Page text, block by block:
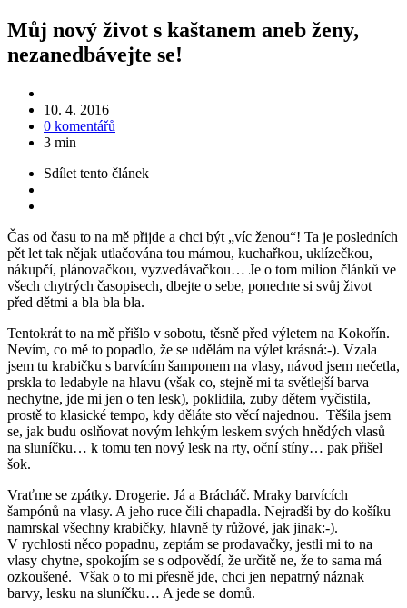
Můj nový život s kaštanem aneb ženy,
nezanedbávejte se!
10. 4. 2016
0 komentářů
3 min
Sdílet tento článek
Čas od času to na mě přijde a chci být „víc ženou“! Ta je posledních
pět let tak nějak utlačována tou mámou, kuchařkou, uklízečkou,
nákupčí, plánovačkou, vyzvedávačkou… Je o tom milion článků ve
všech chytrých časopisech, dbejte o sebe, ponechte si svůj život
před dětmi a bla bla bla.
Tentokrát to na mě přišlo v sobotu, těsně před výletem na Kokořín.
Nevím, co mě to popadlo, že se udělám na výlet krásná:-). Vzala
jsem tu krabičku s barvícím šamponem na vlasy, návod jsem nečetla,
prskla to ledabyle na hlavu (však co, stejně mi ta světlejší barva
nechytne, jde mi jen o ten lesk), poklidila, zuby dětem vyčistila,
prostě to klasické tempo, kdy děláte sto věcí najednou. Těšila jsem
se, jak budu oslňovat novým lehkým leskem svých hnědých vlasů
na sluníčku… k tomu ten nový lesk na rty, oční stíny… pak přišel
šok.
Vraťme se zpátky. Drogerie. Já a Brácháč. Mraky barvících
šampónů na vlasy. A jeho ruce čili chapadla. Nejradši by do košíku
namrskal všechny krabičky, hlavně ty růžové, jak jinak:-).
V rychlosti něco popadnu, zeptám se prodavačky, jestli mi to na
vlasy chytne, spokojím se s odpovědí, že určitě ne, že to sama má
ozkoušené. Však o to mi přesně jde, chci jen nepatrný náznak
barvy, lesku na sluníčku… A jede se domů.